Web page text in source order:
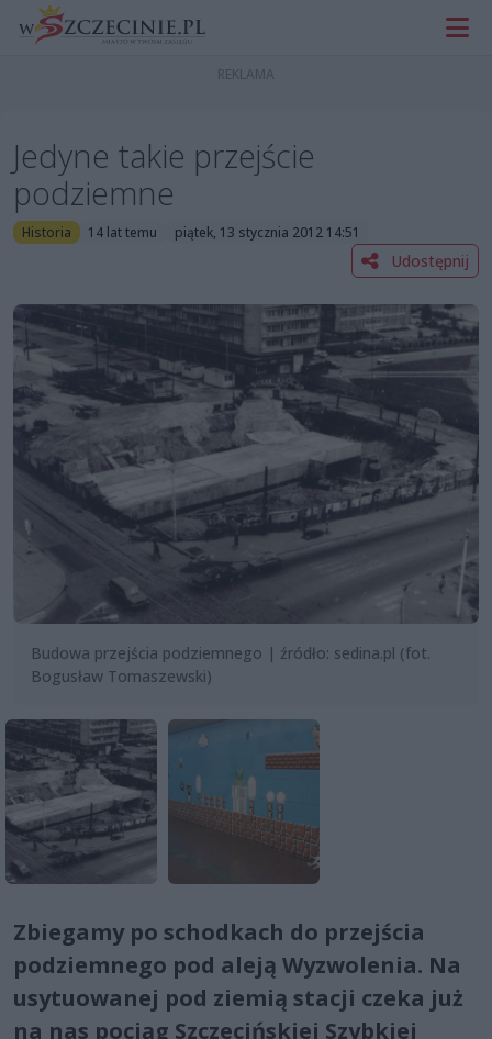
Jedyne takie przejście
podziemne
Historia 14 lat temu piątek, 13 stycznia 2012 14:51
Udostępnij
Budowa przejścia podziemnego | źródło: sedina.pl (fot.
Bogusław Tomaszewski)
Zbiegamy po schodkach do przejścia
podziemnego pod aleją Wyzwolenia. Na
usytuowanej pod ziemią stacji czeka już
na nas pociąg Szczecińskiej Szybkiej